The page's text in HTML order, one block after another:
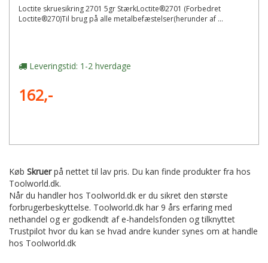
Loctite skruesikring 2701 5gr StærkLoctite®2701 (Forbedret
Loctite®270)Til brug på alle metalbefæstelser(herunder af ...
Leveringstid: 1-2 hverdage
162,-
Køb Skruerpå nettet til lav pris. Du kan finde produkter fra hos
Toolworld.dk.
Når du handler hos Toolworld.dk er du sikret den største
forbrugerbeskyttelse. Toolworld.dk har 9 års erfaring med
nethandel og er godkendt af e-handelsfonden og tilknyttet
Trustpilot hvor du kan se hvad andre kunder synes om at handle
hos Toolworld.dk